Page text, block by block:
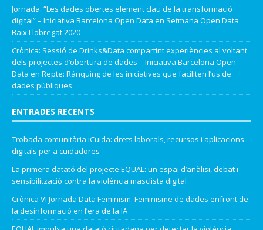
Jornada. “Les dades obertes element clau de la transformació
digital” – Iniciativa Barcelona Open Data en Setmana Open Data
Baix Llobregat 2020
Crònica: Sessió de Drinks&Data compartint experiències al voltant
dels projectes d’obertura de dades – Iniciativa Barcelona Open
Data en Repte: Rànquing de les iniciatives que faciliten l’us de
dades públiques
ENTRADES RECENTS
Trobada comunitària iCuida: drets laborals, recursos i aplicacions
digitals per a cuidadores
La primera datató del projecte EQUAL: un espai d’anàlisi, debat i
sensibilització contra la violència masclista digital
Crònica VI Jornada Data Feminism: Feminisme de dades enfront de
la desinformació en l’era de la IA